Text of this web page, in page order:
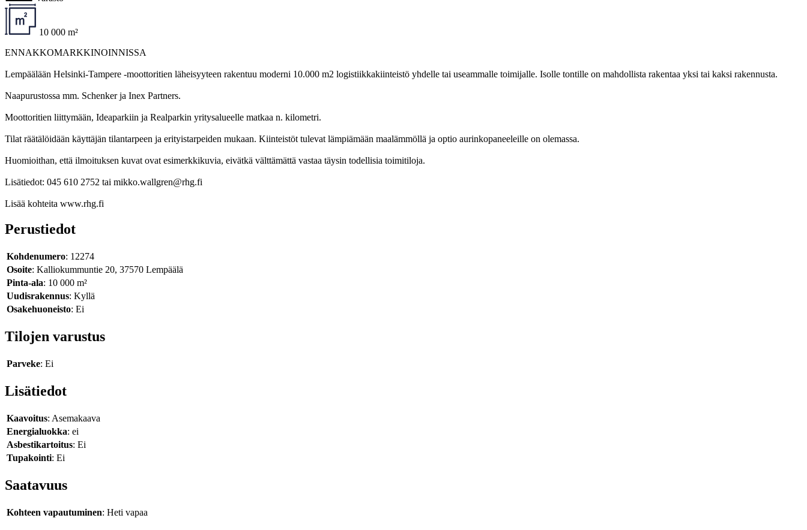
10 000 m²
ENNAKKOMARKKINOINNISSA
Lempäälään Helsinki-Tampere -moottoritien läheisyyteen rakentuu moderni 10.000 m2 logistiikkakiinteistö yhdelle tai useammalle toimijalle. Isolle tontille on mahdollista rakentaa yksi tai kaksi rakennusta.
Naapurustossa mm. Schenker ja Inex Partners.
Moottoritien liittymään, Ideaparkiin ja Realparkin yritysalueelle matkaa n. kilometri.
Tilat räätälöidään käyttäjän tilantarpeen ja erityistarpeiden mukaan. Kiinteistöt tulevat lämpiämään maalämmöllä ja optio aurinkopaneeleille on olemassa.
Huomioithan, että ilmoituksen kuvat ovat esimerkkikuvia, eivätkä välttämättä vastaa täysin todellisia toimitiloja.
Lisätiedot: 045 610 2752 tai mikko.wallgren@rhg.fi
Lisää kohteita www.rhg.fi
Perustiedot
Kohdenumero: 12274
Osoite: Kalliokummuntie 20, 37570 Lempäälä
Pinta-ala: 10 000 m²
Uudisrakennus: Kyllä
Osakehuoneisto: Ei
Tilojen varustus
Parveke: Ei
Lisätiedot
Kaavoitus: Asemakaava
Energialuokka: ei
Asbestikartoitus: Ei
Tupakointi: Ei
Saatavuus
Kohteen vapautuminen: Heti vapaa